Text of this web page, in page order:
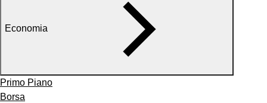
Economia
Primo Piano
Borsa